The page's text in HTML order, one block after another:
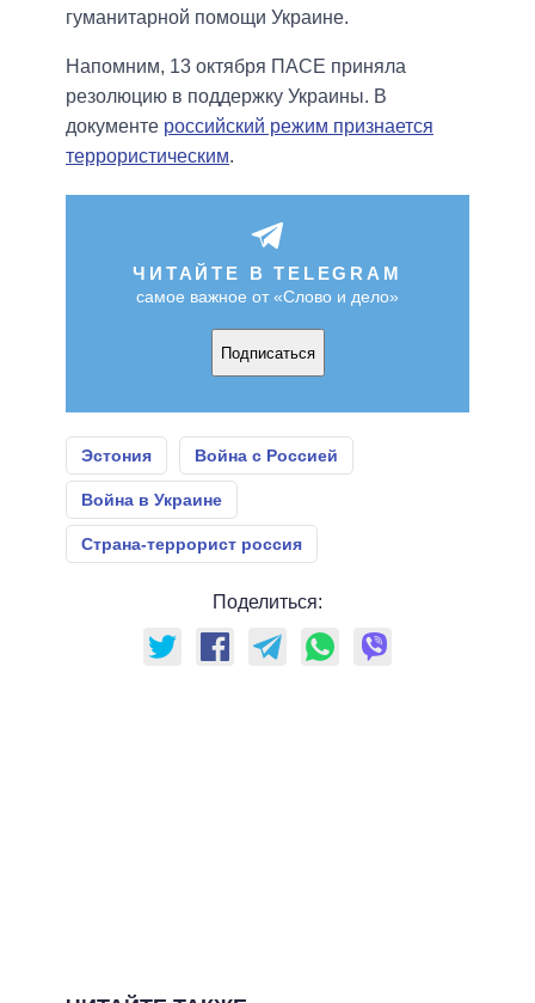
гуманитарной помощи Украине.
Напомним, 13 октября ПАСЕ приняла
резолюцию в поддержку Украины. В
документе российский режим признается
террористическим.
ЧИТАЙТЕ В TELEGRAM
самое важное от «Слово и дело»
Подписаться
Эстония Война с Россией
Война в Украине
Страна-террорист россия
Поделиться: